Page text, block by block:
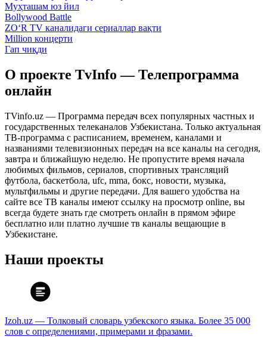
Муҳташам юз йил
Bollywood Battle
ZO‘R TV каналидаги сериаллар вақти
Million концерти
Гап чиқди
О проекте TvInfo — Телепрограмма
онлайн
TVinfo.uz — Программа передач всех популярных частных и
государственных телеканалов Узбекистана. Только актуальная
ТВ-программа с расписанием, временем, каналами и
названиями телевизионных передач на все каналы на сегодня,
завтра и ближайшую неделю. Не пропустите время начала
любимых фильмов, сериалов, спортивных трансляций
футбола, баскетбола, ufc, mma, бокс, новости, музыка,
мультфильмы и другие передачи. Для вашего удобства на
сайте все ТВ каналы имеют ссылку на просмотр online, вы
всегда будете знать где смотреть онлайн в прямом эфире
бесплатно или платно лучшие тв каналы вещающие в
Узбекистане.
Наши проекты
Izoh.uz — Толковый словарь узбекского языка. Более 35 000
слов с определениями, примерами и фразами.